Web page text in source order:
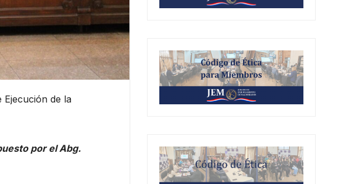
Ejecución de la
por el Abg.